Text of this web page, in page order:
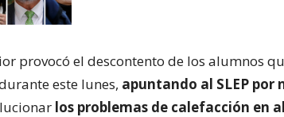
provocó el descontento de los alumnos
este lunes, apuntando al SLEP por
los problemas de calefacción en